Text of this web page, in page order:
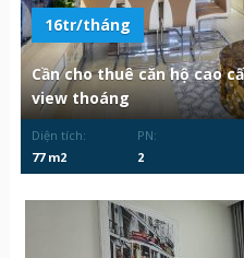
16tr/tháng
Cần cho thuê căn hộ cao
view thoáng
Diện tích:
77 m2
PN:
2